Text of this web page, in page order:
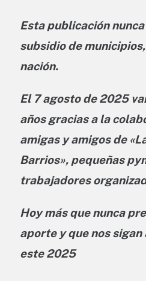
Esta publicación
subsidio de
nación.
El 7 agosto de 2025
años gracias a la
amigas y amigos de
Barrios», pequeñas
trabajadores
Hoy más que nunca
aportey que nos sigan
este 2025